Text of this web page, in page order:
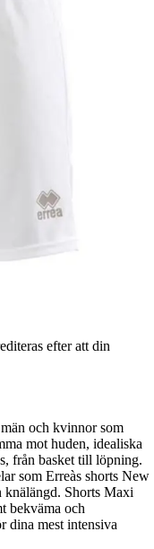
efter att din
och kvinnor som
mot huden, idealiska
från basket till löpning.
som Erreàs shorts New
knälängd. Shorts Maxi
bekväma och
dina mest intensiva